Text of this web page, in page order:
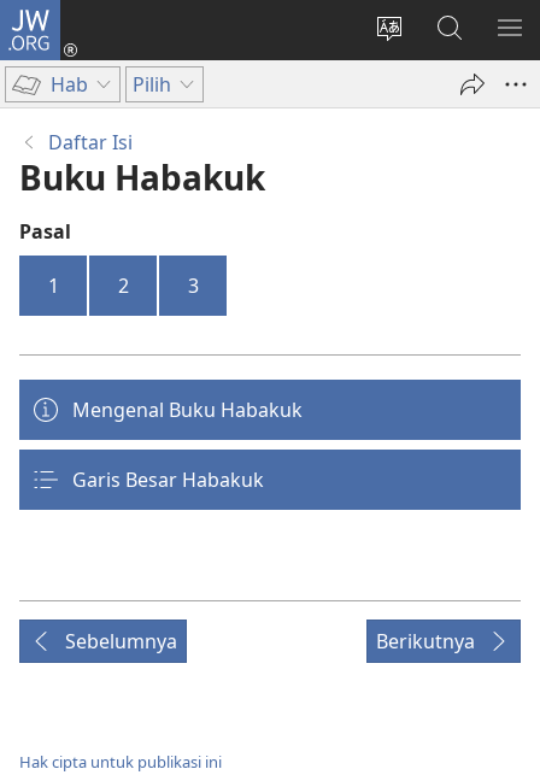
JW.ORG
Ganti
situs
Log
Cari
JW.ORG
Hab Pilih
Daftar Isi
Buku Habakuk
Pasal
1 2 3
Mengenal Buku Habakuk
Garis Besar Habakuk
Sebelumnya Berikutnya
Hak cipta untuk publikasi ini